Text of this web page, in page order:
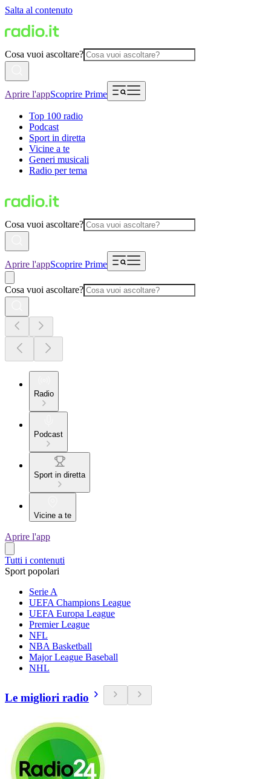
Salta al contenuto
Cosa vuoi ascoltare?
Aprire l'appScoprire Prime
Top 100 radio
Podcast
Sport in diretta
Vicine a te
Generi musicali
Radio per tema
Cosa vuoi ascoltare?
Aprire l'appScoprire Prime
Cosa vuoi ascoltare?
Radio
Podcast
Sport in diretta
Vicine a te
Aprire l'app
Tutti i contenuti
Sport popolari
Serie A
UEFA Champions League
UEFA Europa League
Premier League
NFL
NBA Basketball
Major League Baseball
NHL
Le migliori radio